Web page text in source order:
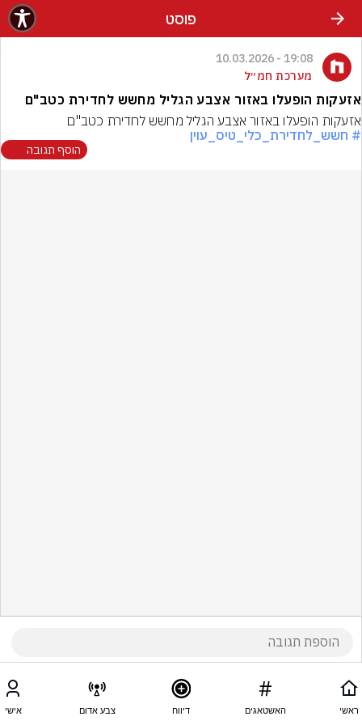
פוסט
19:08 - 10.03.2026
מערכת חמ״ל
אזעקות הופעלו באזור אצבע הגליל מחשש לחדירת כטב"ם
אזעקות הופעלו באזור אצבע הגליל מחשש לחדירת כטב"ם
# חשש_לחדירת_כלי_טיס_עוין
הוסף תגובה
ראשי האשטאגים דיווח צבע אדום אישי